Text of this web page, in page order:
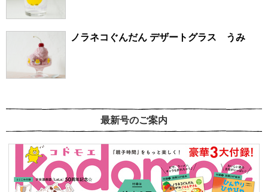
ノラネコぐんだん デザートグラス うみ
最新号のご案内